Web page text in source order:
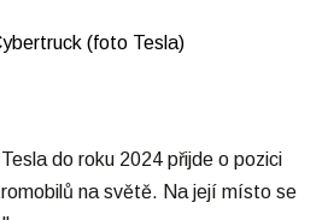
do roku 2024 přijde o pozici
na světě. Na její místo se